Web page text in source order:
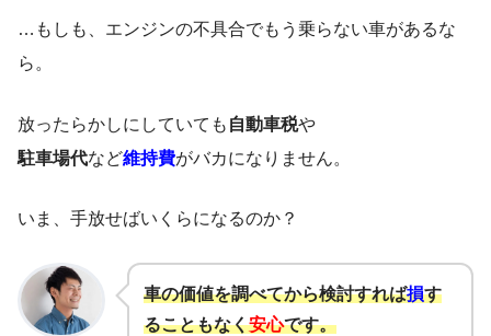
…もしも、エンジンの不具合でもう乗らない車があるな
ら。
放ったらかしにしていても 自動車税や
駐車場代など維持費がバカになりません。
いま、手放せばいくらになるのか？
車の価値を調べてから検討すれば損す
ることもなく安心です。